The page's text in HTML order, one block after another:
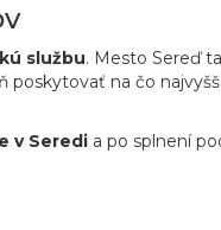
službu. Mesto Sereď
na čo
v Seredi a po splnení